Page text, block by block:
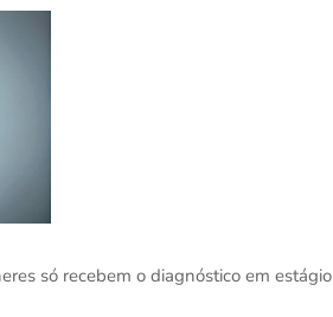
só recebem o diagnóstico em estágio